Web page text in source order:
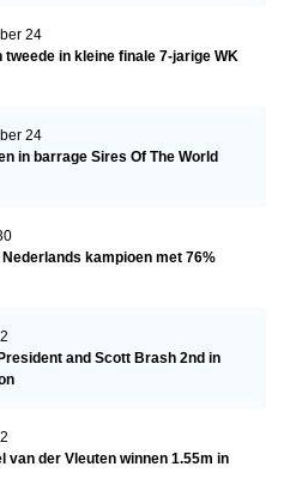
24
in kleine finale 7-jarige WK
24
in barrage Sires Of The World
Nederlands kampioen met 76%
and Scott Brash 2nd in
van der Vleuten winnen 1.55m in